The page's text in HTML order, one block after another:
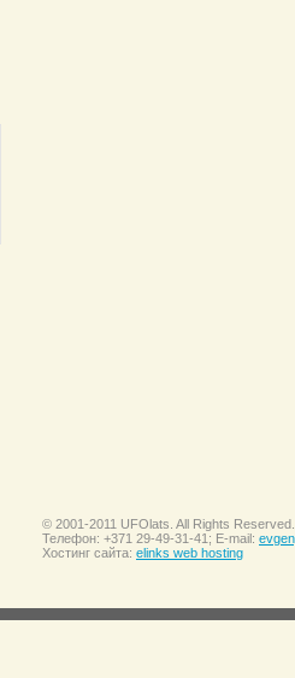
© 2001-2011 UFOlats. All Rights Reserved.
Телефон: +371 29-49-31-41; E-mail:
Хостинг сайта: elinks web hosting